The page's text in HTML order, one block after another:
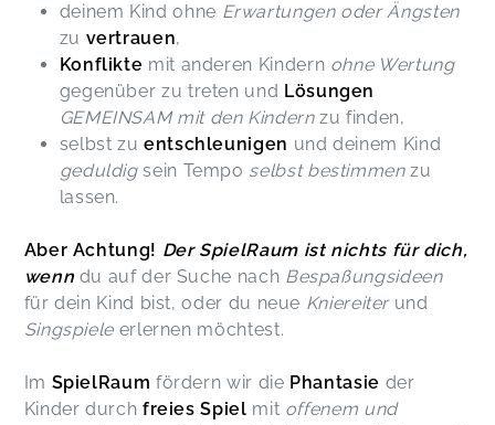
deinem Kind ohne Erwartungen oder Ängsten
zu vertrauen,
Konflikte mit anderen Kindern ohne Wertung
gegenüber zu treten und Lösungen
GEMEINSAM mit den Kindernzu finden,
selbst zuentschleunigen und deinem Kind
geduldigsein Tempo selbst bestimmenzu
lassen.
Aber Achtung! Der SpielRaum ist nichts für dich,
wenn du auf der Suche nach Bespaßungsideen
für dein Kind bist, oder du neue Kniereiterund
Singspiele erlernen möchtest.
Im SpielRaum fördern wir die Phantasie der
Kinder durch freies Spiel mit offenem und